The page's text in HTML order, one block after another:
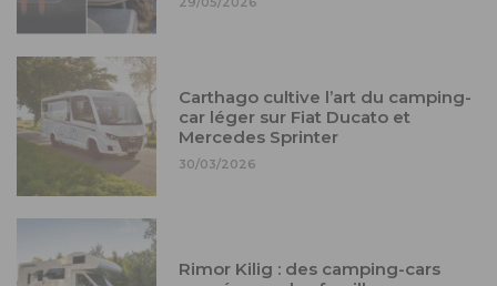
Carthago cultive l’art du camping-
car léger sur Fiat Ducato et
Mercedes Sprinter
30/03/2026
Rimor Kilig : des camping-cars